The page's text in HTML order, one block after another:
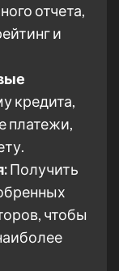
отчета,
и
кредита,
платежи,
Получить
чтобы